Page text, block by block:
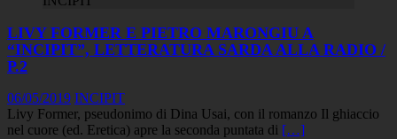
LIVY FORMER E PIETRO MARONGIU A
“INCIPIT”, LETTERATURA SARDA ALLA RADIO /
P.2
06/05/2019 INCIPIT
Livy Former, pseudonimo di Dina Usai, con il romanzo Il ghiaccio
nel cuore (ed. Eretica) apre la seconda puntata di […]